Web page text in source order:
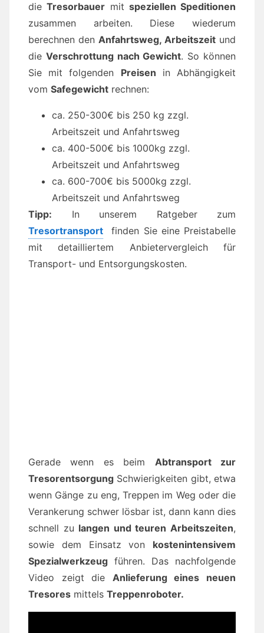
dieTresorbauer mit speziellen Speditionen
zusammen arbeiten. Diese wiederum
berechnen den Anfahrtsweg, Arbeitszeit und
die Verschrottung nach Gewicht. So können
Sie mit folgenden Preisen in Abhängigkeit
vom Safegewicht rechnen:
ca. 250-300€ bis 250 kg zzgl.
Arbeitszeit und Anfahrtsweg
ca. 400-500€ bis 1000kg zzgl.
Arbeitszeit und Anfahrtsweg
ca. 600-700€ bis 5000kg zzgl.
Arbeitszeit und Anfahrtsweg
Tipp: In unserem Ratgeber zum
Tresortransport finden Sie eine Preistabelle
mit detailliertem Anbietervergleich für
Transport- und Entsorgungskosten.
Gerade wenn es beim Abtransport zur
Tresorentsorgung Schwierigkeiten gibt, etwa
wenn Gänge zu eng, Treppen im Weg oder die
Verankerung schwer lösbar ist, dann kann dies
schnell zu langen und teuren Arbeitszeiten,
sowie dem Einsatz von kostenintensivem
Spezialwerkzeug führen. Das nachfolgende
Video zeigt die Anlieferung eines neuen
Tresores mittels Treppenroboter.